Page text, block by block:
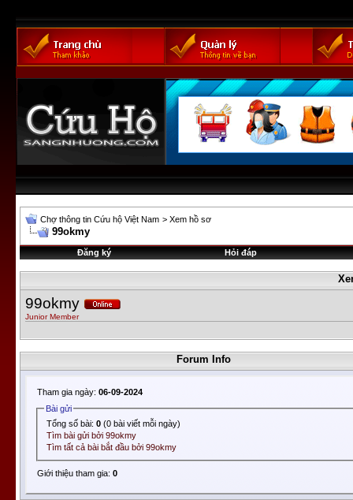
Chợ thông tin Cứu hộ Việt Nam > Xem hồ sơ
99okmy
Đăng ký Hỏi đáp
99okmy
Junior Member
Forum Info
Tham gia ngày: 06-09-2024
Bài gửi
Tổng số bài:0 (0 bài viết mỗi ngày)
Tìm bài gửi bởi 99okmy
Tìm tất cả bài bắt đầu bởi 99okmy
Giới thiệu tham gia: 0